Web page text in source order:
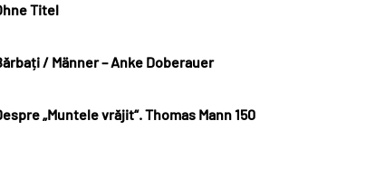
Titel
/ Männer – Anke Doberauer
„Muntele vrăjit“. Thomas Mann 150